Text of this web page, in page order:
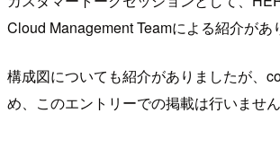
Cloud Management Teamによる紹介があ
構成図についても紹介がありましたが、
め、このエントリーでの掲載は行いません